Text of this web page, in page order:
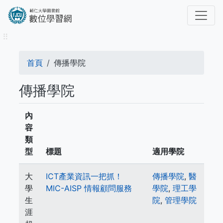
內
⠿
導
航
連
結
首頁 傳播學院
傳播學院
內
容
類
型
標題 適用學院
大
學
生
涯
ICT產業資訊一把抓！
MIC-AISP 情報顧問服務
傳播學院, 醫
學院, 理工學
院, 管理學院